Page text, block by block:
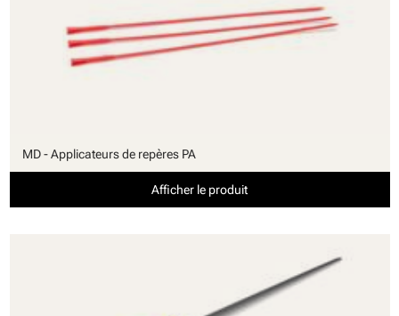
MD - Applicateurs de repères PA
Afficher le produit